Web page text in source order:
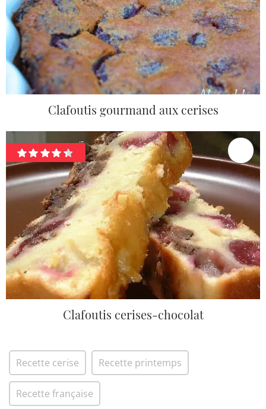
Clafoutis gourmand aux cerises
Clafoutis cerises-chocolat
Recette cerise Recette printemps
Recette française